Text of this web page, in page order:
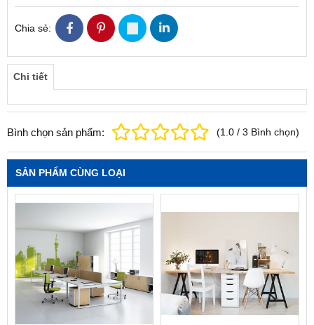
Chia sẻ:
Chi tiết
Bình chọn sản phẩm: (1.0 / 3 Bình chọn)
SẢN PHẨM CÙNG LOẠI